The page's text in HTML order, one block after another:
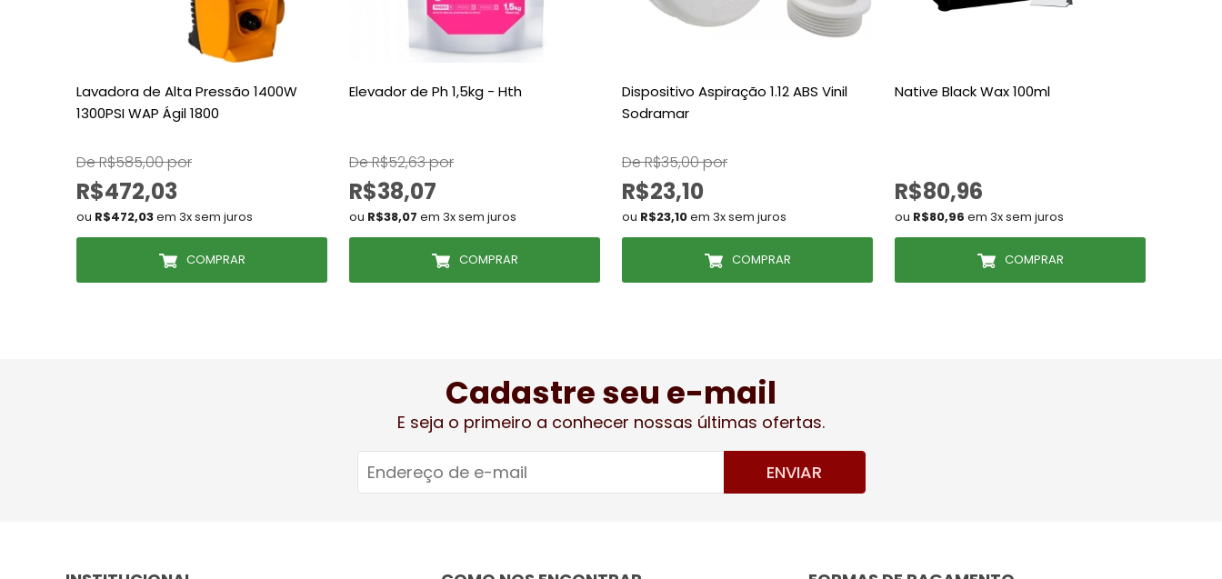
Lavadora de Alta Pressão 1400W
1300PSI WAP Ágil 1800
De R$585,00 por
R$472,03
ou R$472,03em 3x sem juros
COMPRAR
Elevador de Ph 1,5kg - Hth
De R$52,63 por
R$38,07
ou R$38,07 em 3x sem juros
COMPRAR
Dispositivo Aspiração 1.12 ABS Vinil
Sodramar
De R$35,00 por
R$23,10
ou R$23,10em 3x sem juros
COMPRAR
Native Black Wax 100ml
R$80,96
ou R$80,96 em 3x sem juros
COMPRAR
Cadastre seu e-mail
E seja o primeiro a conhecer nossas últimas ofertas.
ENVIAR